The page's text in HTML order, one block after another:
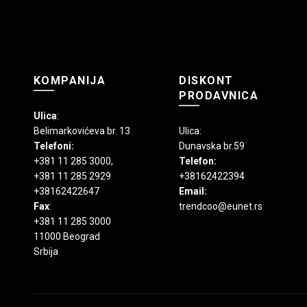
KOMPANIJA
Ulica:
Belimarkovićeva br. 13
Telefoni:
+381 11 285 3000,
+381 11 285 2929
+38162422647
Fax:
+381 11 285 3000
11000 Beograd
Srbija
DISKONT
PRODAVNICA
Ulica:
Dunavska br.59
Telefon:
+38162422394
Email:
trendcoo@eunet.rs